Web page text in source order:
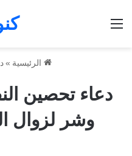
الرئيسية »
دعاء تحصين
وشر لزوال